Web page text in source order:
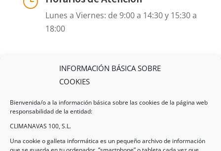
INFORMACIÓN BÁSICA SOBRE
COOKIES
Bienvenida/o a la información básica sobre las cookies de la página web
responsabilidad de la entidad:
CLIMANAVAS 100, S.L.
Una cookie o galleta informática es un pequeño archivo de información
Lunes a Viernes: de 9:00 a 14:30 y 15:30 a
18:00